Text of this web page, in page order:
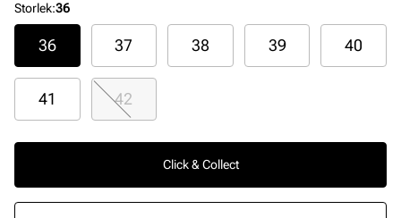
Storlek:36
36 37 38 39 40
41 42
Click & Collect